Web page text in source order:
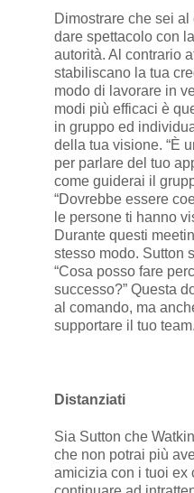
Dimostrare che sei
dare spettacolo con
autorità. Al contrario
stabiliscano la tua
modo di lavorare in
modi più efficaci è
in gruppo ed
della tua visione. “È
per parlare del tuo
come guiderai il
“Dovrebbe essere
le persone ti hanno
Durante questi
stesso modo. Sutton
“Cosa posso fare
successo?” Questa
al comando, ma
supportare il tuo team.
Distanziati
Sia Sutton che
che non potrai più
amicizia con i tuoi ex